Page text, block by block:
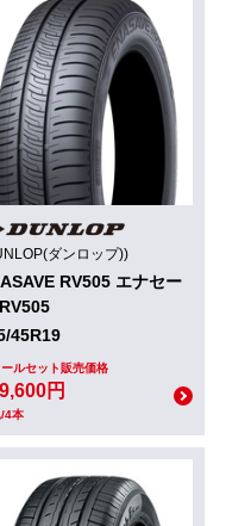
ダンロップ))
RV505 エナセー
45R19
ールセット販売価格
円
4本